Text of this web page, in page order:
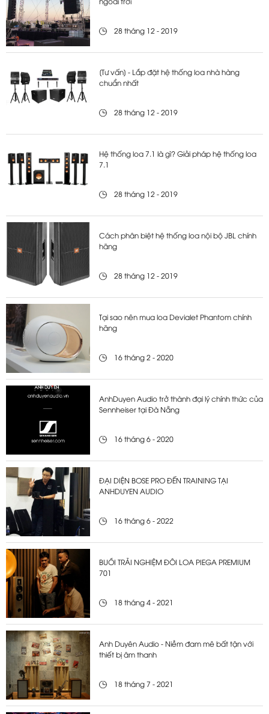
ngoài trời
28 tháng 12 - 2019
[Tư vấn] - Lắp đặt hệ thống loa nhà hàng
chuẩn nhất
28 tháng 12 - 2019
Hệ thống loa 7.1 là gì? Giải pháp hệ thống loa
7.1
28 tháng 12 - 2019
Cách phân biệt hệ thống loa nội bộ JBL chính
hãng
28 tháng 12 - 2019
Tại sao nên mua loa Devialet Phantom chính
hãng
16 tháng 2 - 2020
AnhDuyen Audio trở thành đại lý chính thức của
Sennheiser tại Đà Nẵng
16 tháng 6 - 2020
ĐẠI DIỆN BOSE PRO ĐẾN TRAINING TẠI
ANHDUYEN AUDIO
16 tháng 6 - 2022
BUỔI TRẢI NGHIỆM ĐÔI LOA PIEGA PREMIUM
701
18 tháng 4 - 2021
Anh Duyên Audio - Niềm đam mê bất tận với
thiết bị âm thanh
18 tháng 7 - 2021